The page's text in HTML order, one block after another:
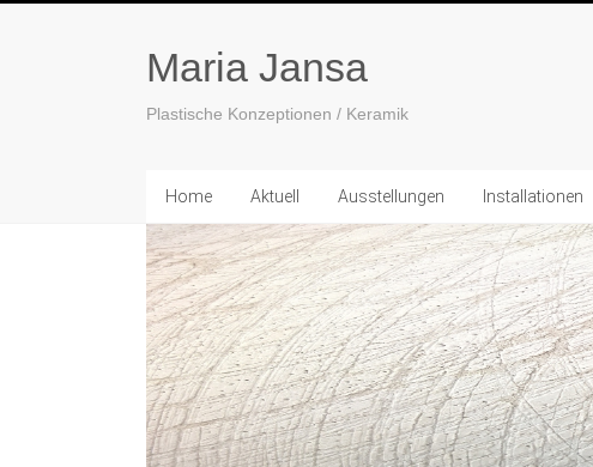
Maria Jansa
Plastische Konzeptionen / Keramik
Home Aktuell Ausstellungen Installationen